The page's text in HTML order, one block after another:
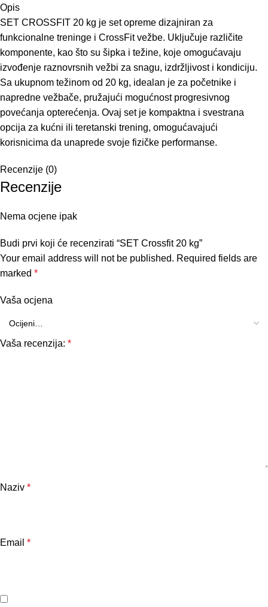
Opis
SET CROSSFIT 20 kg je set opreme dizajniran za
funkcionalne treninge i CrossFit vežbe. Uključuje različite
komponente, kao što su šipka i težine, koje omogućavaju
izvođenje raznovrsnih vežbi za snagu, izdržljivost i kondiciju.
Sa ukupnom težinom od 20 kg, idealan je za početnike i
napredne vežbače, pružajući mogućnost progresivnog
povećanja opterećenja. Ovaj set je kompaktna i svestrana
opcija za kućni ili teretanski trening, omogućavajući
korisnicima da unaprede svoje fizičke performanse.
Recenzije (0)
Recenzije
Nema ocjene ipak
Budi prvi koji će recenzirati “SET Crossfit 20 kg”
Your email address will not be published. Required fields are
marked *
Vaša ocjena
Vaša recenzija: *
Naziv *
Email *